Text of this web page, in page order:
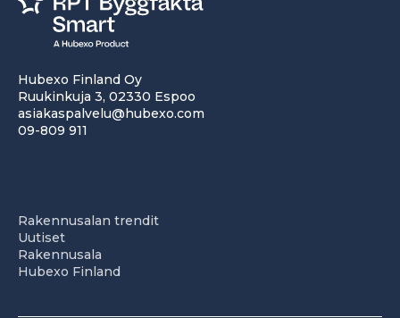
Hubexo Finland Oy
Ruukinkuja 3, 02330 Espoo
asiakaspalvelu@hubexo.com
09-809 911
Rakennusalan trendit
Uutiset
Rakennusala
Hubexo Finland